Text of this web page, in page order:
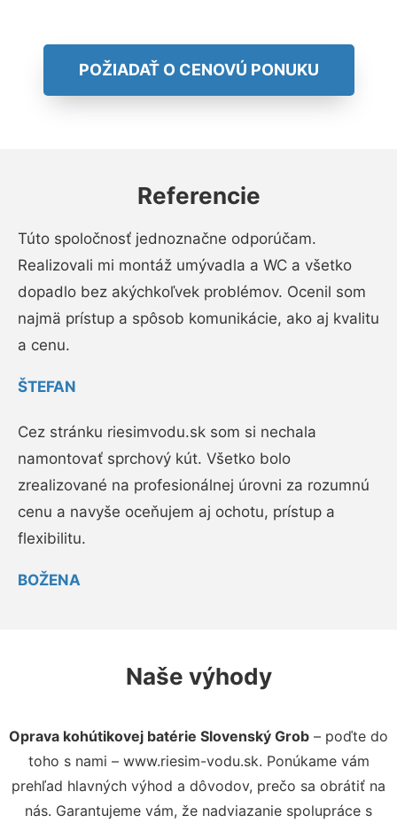
POŽIADAŤ O CENOVÚ PONUKU
Referencie
Túto spoločnosť jednoznačne odporúčam.
Realizovali mi montáž umývadla a WC a všetko
dopadlo bez akýchkoľvek problémov. Ocenil som
najmä prístup a spôsob komunikácie, ako aj kvalitu
a cenu.
ŠTEFAN
Cez stránku riesimvodu.sk som si nechala
namontovať sprchový kút. Všetko bolo
zrealizované na profesionálnej úrovni za rozumnú
cenu a navyše oceňujem aj ochotu, prístup a
flexibilitu.
BOŽENA
Naše výhody
Oprava kohútikovej batérie Slovenský Grob – poďte do
toho s nami – www.riesim-vodu.sk. Ponúkame vám
prehľad hlavných výhod a dôvodov, prečo sa obrátiť na
nás. Garantujeme vám, že nadviazanie spolupráce s